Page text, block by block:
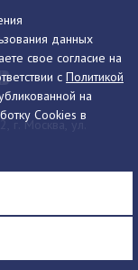
данных
свое согласие на
с Политикой
на
Cookies в
Москва, ул.
схема проезда